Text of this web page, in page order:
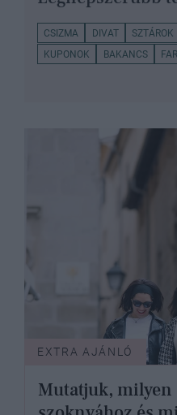
CSIZMA DIVAT SZTÁROK
KUPONOK
BAKANCS
EXTRA AJÁNLÓ
Mutatjuk, milyen